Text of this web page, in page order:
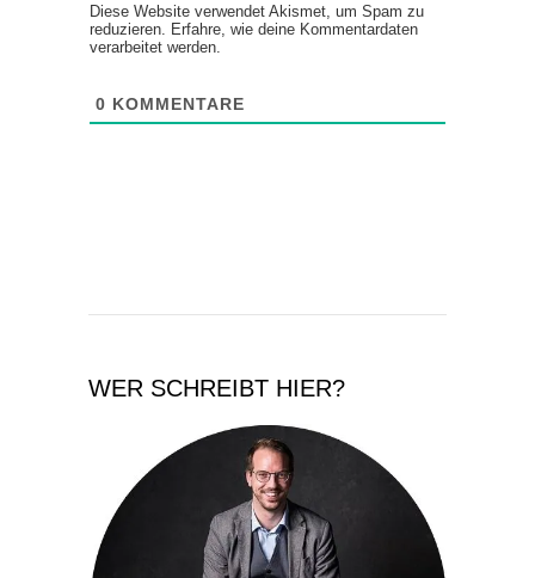
Diese Website verwendet Akismet, um Spam zu
reduzieren.
Erfahre, wie deine Kommentardaten
verarbeitet werden.
0 KOMMENTARE
WER SCHREIBT HIER?